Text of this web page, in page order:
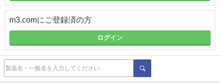
m3.comにご登録済の方
ログイン